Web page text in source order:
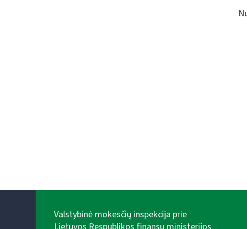
Valstybinė mokesčių inspekcija prie